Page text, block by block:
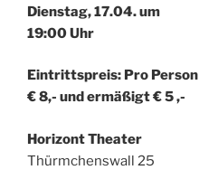
Dienstag, 17.04. um
19:00 Uhr
Eintrittspreis: Pro Person
€ 8,- und ermäßigt € 5 ,-
Horizont Theater
Thürmchenswall 25